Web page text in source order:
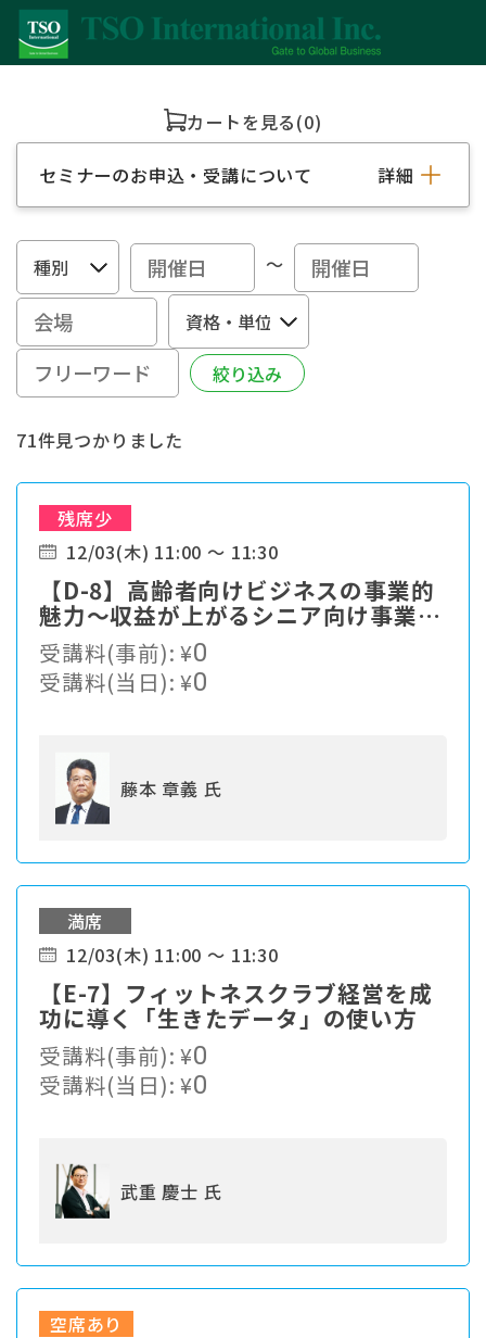
カートを見る(0)
セミナーのお申込・受講について 詳細
～
71件見つかりました
残席少
12/03(木) 11:00 ～ 11:30
【D-8】高齢者向けビジネスの事業的
魅力～収益が上がるシニア向け事業で
成功するポイント～
受講料(事前):¥0
受講料(当日):¥0
藤本 章義 氏
満席
12/03(木) 11:00 ～ 11:30
【E-7】フィットネスクラブ経営を成
功に導く「生きたデータ」の使い方
受講料(事前):¥0
受講料(当日):¥0
武重 慶士 氏
空席あり